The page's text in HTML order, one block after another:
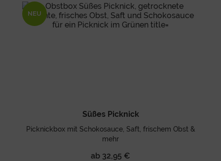
NEU
Süßes Picknick
Picknickbox mit Schokosauce, Saft, frischem Obst &
mehr
ab 32,95 €